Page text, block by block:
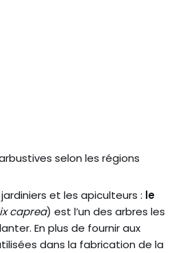
selon les régions
et les apiculteurs : le
caprea) est l’un des arbres les
En plus de fournir aux
dans la fabrication de la